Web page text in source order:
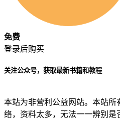
免费
登录后购买
关注公众号，获取最新书籍和教程
本站为非营利公益网站。本站所
络，资料太多，无法一一辨别